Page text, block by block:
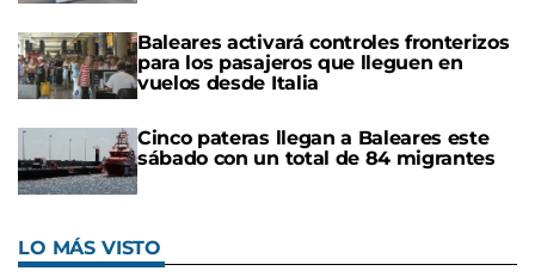
Baleares activará controles fronterizos
para los pasajeros que lleguen en
vuelos desde Italia
Cinco pateras llegan a Baleares este
sábado con un total de 84 migrantes
LO MÁS VISTO